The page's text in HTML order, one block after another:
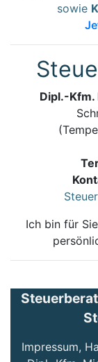
sowie
Dipl.-Kfm.
Ich bin für
Impressum,